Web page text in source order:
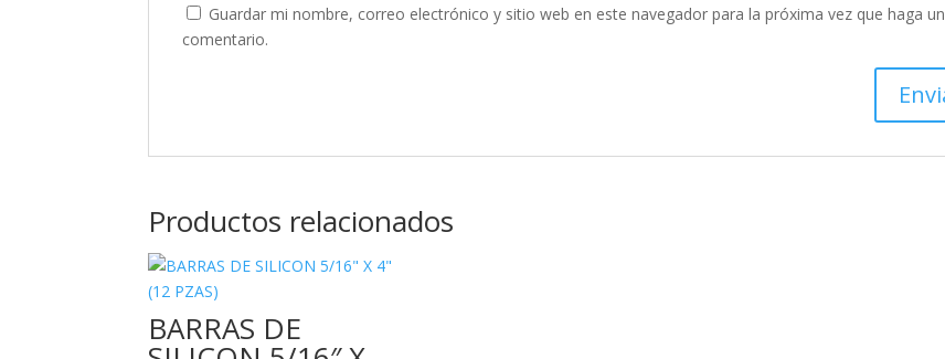
Guardar mi nombre, correo electrónico y sitio web en este navegador para la próxima vez que haga un
comentario.
Productos relacionados
BARRAS DE